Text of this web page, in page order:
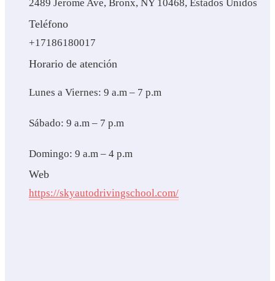
2489 Jerome Ave, Bronx, NY 10468, Estados Unidos
Teléfono
+17186180017
Horario de atención
Lunes a Viernes: 9 a.m – 7 p.m
Sábado: 9 a.m – 7 p.m
Domingo: 9 a.m – 4 p.m
Web
https://skyautodrivingschool.com/